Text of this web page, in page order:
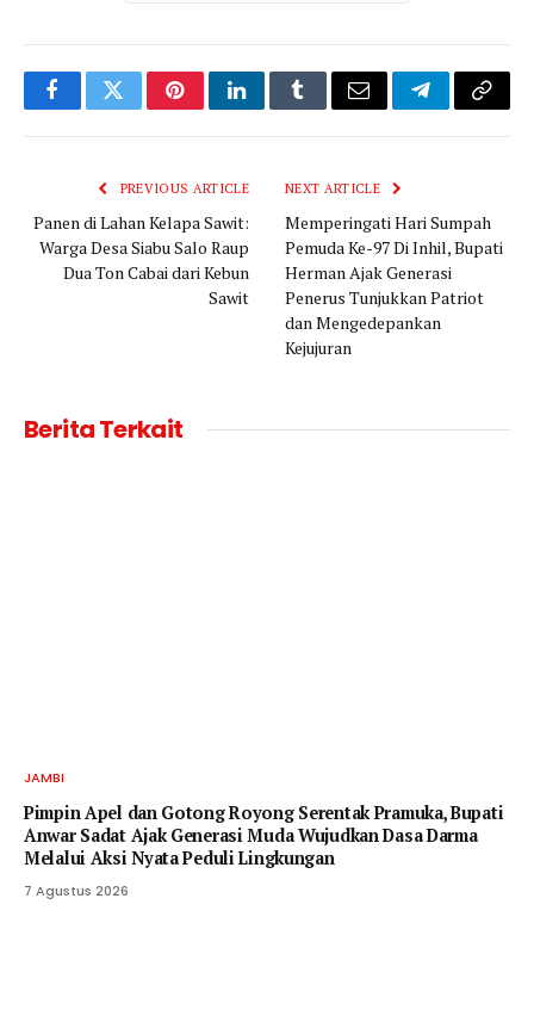
FacebookTwitterPinterestLinkedInTumblrEmail TelegramCopy
PREVIOUS ARTICLE
Panen di Lahan Kelapa Sawit:
Warga Desa Siabu Salo Raup
Dua Ton Cabai dari Kebun
Sawit
NEXT ARTICLE
Memperingati Hari Sumpah
Pemuda Ke-97 Di Inhil, Bupati
Herman Ajak Generasi
Penerus Tunjukkan Patriot
dan Mengedepankan
Kejujuran
Berita Terkait
JAMBI
Pimpin Apel dan Gotong Royong Serentak Pramuka, Bupati
Anwar Sadat Ajak Generasi Muda Wujudkan Dasa Darma
Melalui Aksi Nyata Peduli Lingkungan
7 Agustus 2026